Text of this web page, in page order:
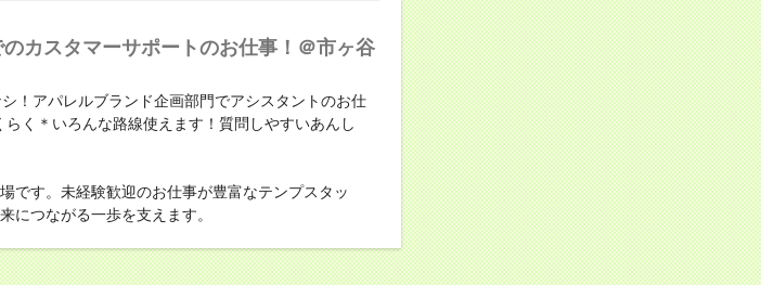
カスタマーサポートのお仕事！＠市ヶ谷
！アパレルブランド企画部門でアシスタントのお仕
く＊いろんな路線使えます！質問しやすいあんし
です。未経験歓迎のお仕事が豊富なテンプスタッ
につながる一歩を支えます。